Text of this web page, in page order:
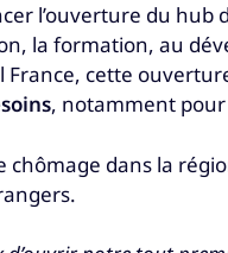
l’ouverture du
la formation, au
cette
, notamment
dans la